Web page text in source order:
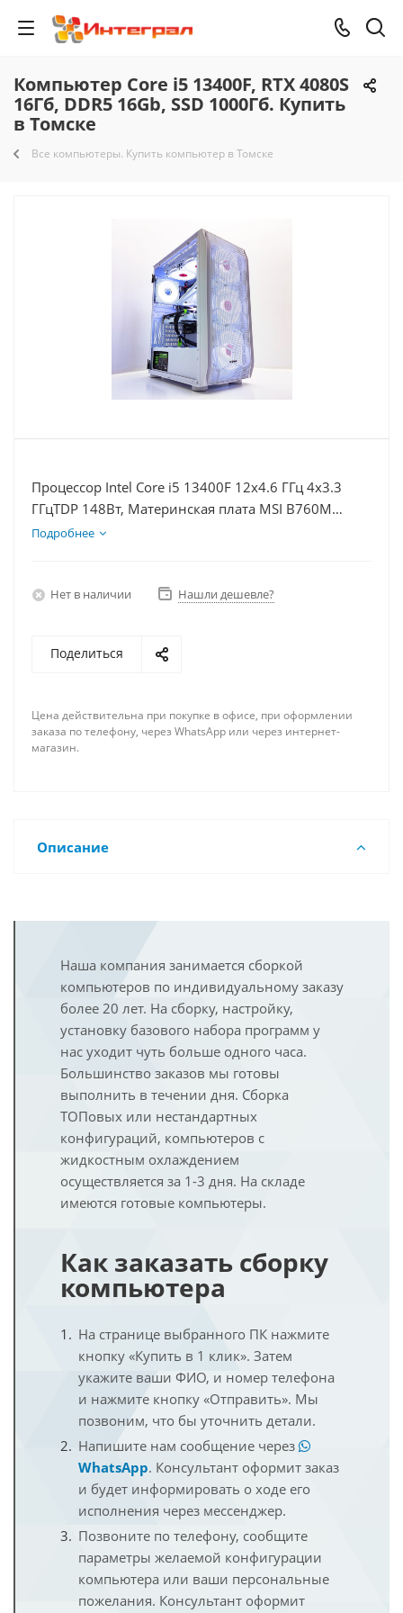
Компьютер Core i5 13400F, RTX 4080S
16Гб, DDR5 16Gb, SSD 1000Гб. Купить
в Томске
Все компьютеры. Купить компьютер в Томске
Процессор Intel Core i5 13400F 12x4.6 ГГц 4x3.3
ГГцTDP 148Вт, Материнская плата MSI B760M
BOMBER WIFI D5, Видеокарта RTX 4080S 16Гб,
Подробнее
Нет в наличии Нашли дешевле?
Поделиться
Цена действительна при покупке в офисе, при оформлении
заказа по телефону, через WhatsApp или через интернет-
магазин.
Описание
Наша компания занимается сборкой
компьютеров по индивидуальному заказу
более 20 лет. На сборку, настройку,
установку базового набора программ у
нас уходит чуть больше одного часа.
Большинство заказов мы готовы
выполнить в течении дня. Сборка
ТОПовых или нестандартных
конфигураций, компьютеров с
жидкостным охлаждением
осуществляется за 1-3 дня. На складе
имеются готовые компьютеры.
Как заказать сборку
компьютера
На странице выбранного ПК нажмите
кнопку «Купить в 1 клик». Затем
укажите ваши ФИО, и номер телефона
и нажмите кнопку «Отправить». Мы
позвоним, что бы уточнить детали.
Напишите нам сообщение через
WhatsApp. Консультант оформит заказ
и будет информировать о ходе его
исполнения через мессенджер.
Позвоните по телефону, сообщите
параметры желаемой конфигурации
компьютера или ваши персональные
пожелания. Консультант оформит